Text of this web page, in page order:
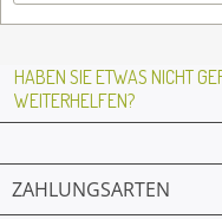
HABEN SIE ETWAS NICHT
WEITERHELFEN?
ZAHLUNGSARTEN